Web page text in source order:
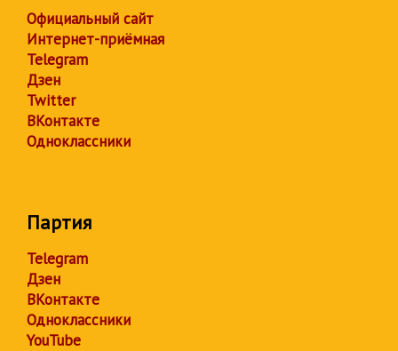
Официальный сайт
Интернет-приёмная
Telegram
Дзен
Twitter
ВКонтакте
Одноклассники
Партия
Telegram
Дзен
ВКонтакте
Одноклассники
YouTube